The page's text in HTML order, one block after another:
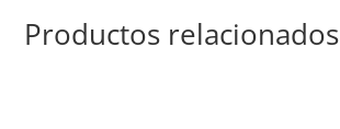
Productos relacionados